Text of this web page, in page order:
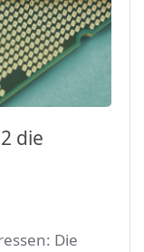
die
Die